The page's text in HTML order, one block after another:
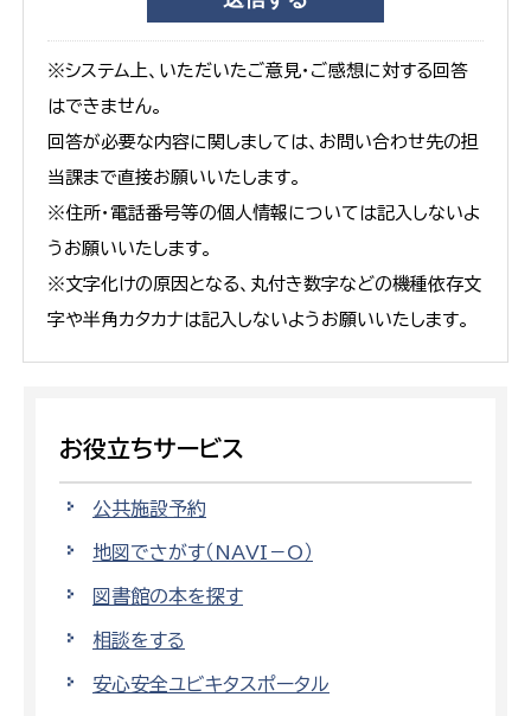
※システム上、いただいたご意見・ご感想に対する回答
はできません。
回答が必要な内容に関しましては、お問い合わせ先の担
当課まで直接お願いいたします。
※住所・電話番号等の個人情報については記入しないよ
うお願いいたします。
※文字化けの原因となる、丸付き数字などの機種依存文
字や半角カタカナは記入しないようお願いいたします。
お役立ちサービス
公共施設予約
地図でさがす（NAVI－O）
図書館の本を探す
相談をする
安心安全ユビキタスポータル